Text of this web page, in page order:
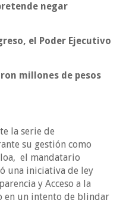
negar
el Poder Ejecutivo
millones de pesos
la serie de
su gestión como
el mandatario
una iniciativa de ley
y Acceso a la
en un intento de blindar